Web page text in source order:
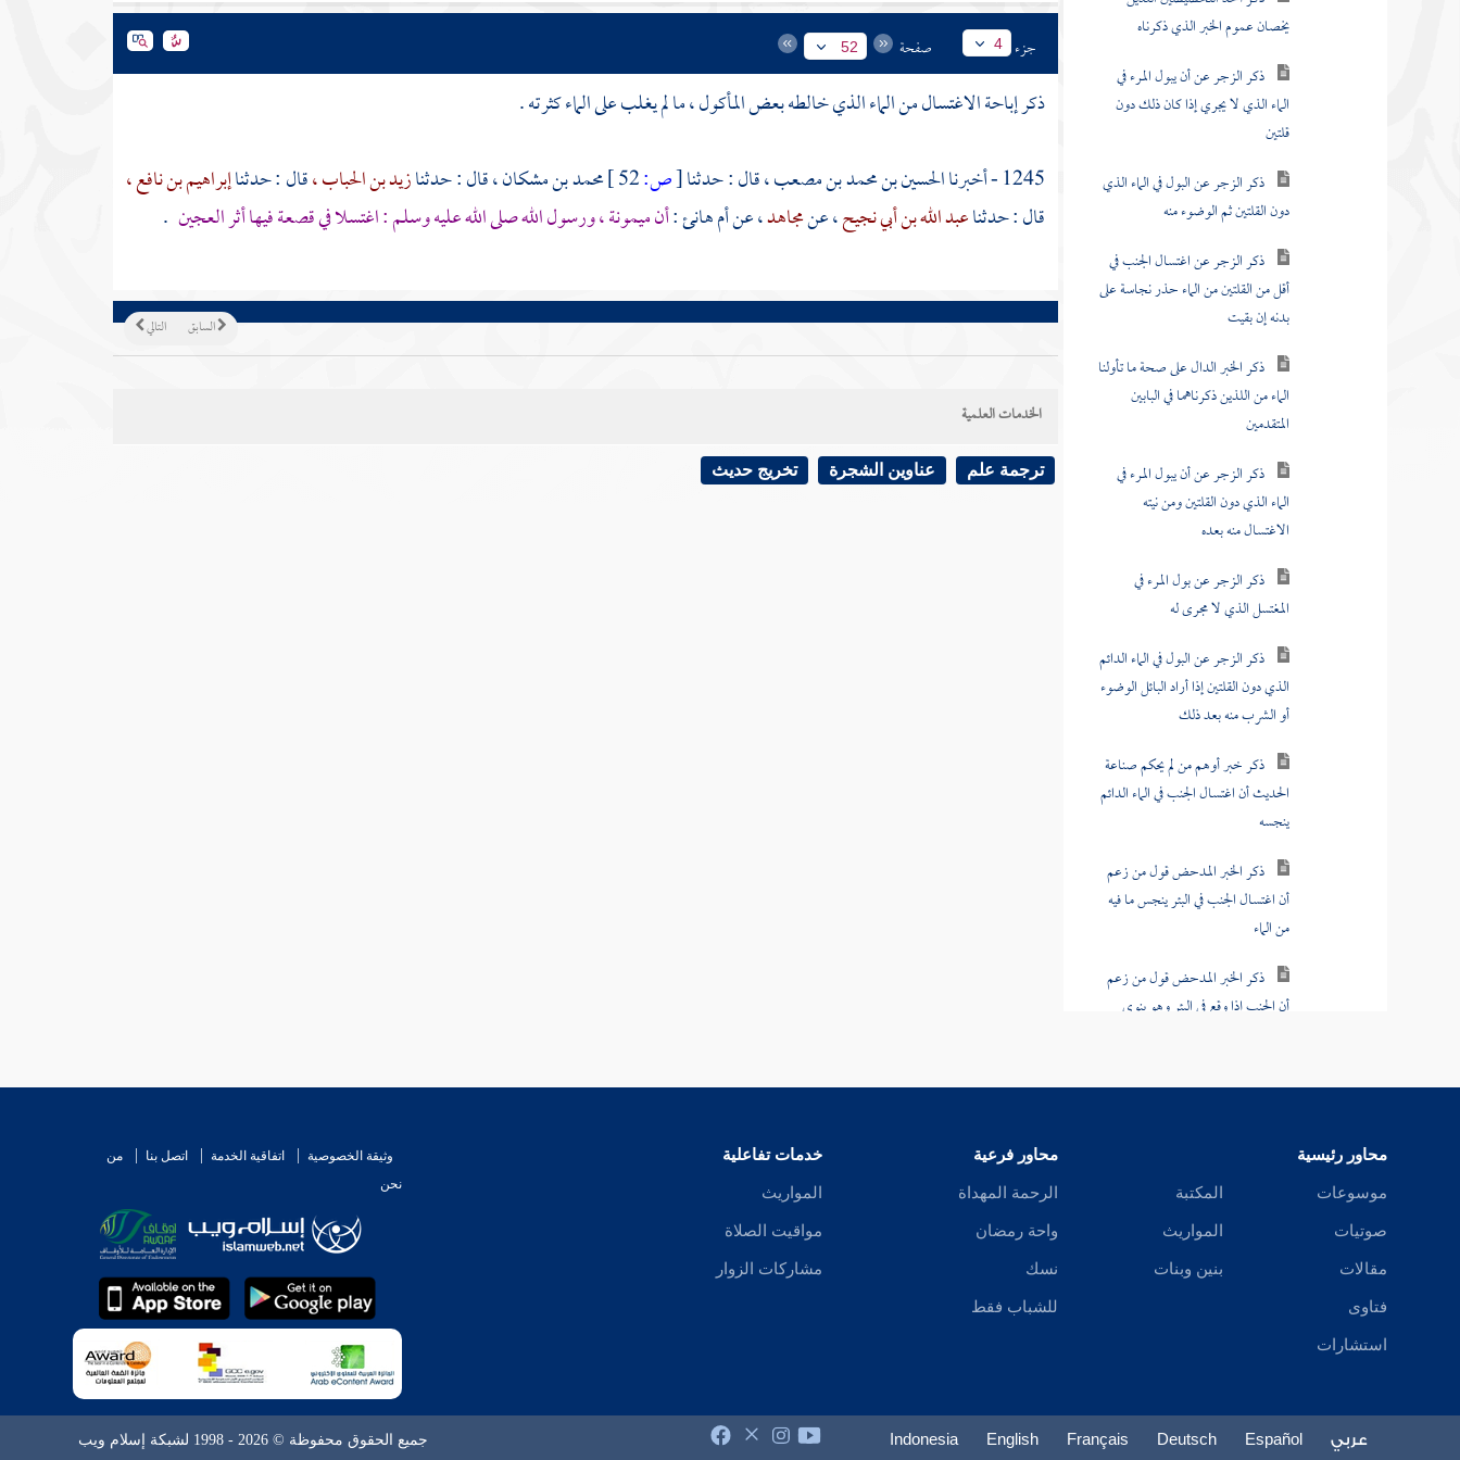
ذكر الزجر عن أن يبول المرء في
الماء الذي لا يجري إذا كان ذلك دون
قلتين
ذكر الزجر عن البول في الماء الذي
دون القلتين ثم الوضوء منه
ذكر الزجر عن اغتسال الجنب في
أقل من القلتين من الماء حذر نجاسة على
بدنه إن بقيت
ذكر الخبر الدال على صحة ما تأولنا
الماء من اللذين ذكرناهما في البابين
المتقدمين
ذكر الزجر عن أن يبول المرء في
الماء الذي دون القلتين ومن نيته
الاغتسال منه بعده
ذكر الزجر عن بول المرء في
المغتسل الذي لا مجرى له
ذكر الزجر عن البول في الماء الدائم
الذي دون القلتين إذا أراد البائل الوضوء
أو الشرب منه بعد ذلك
ذكر خبر أوهم من لم يحكم صناعة
الحديث أن اغتسال الجنب في الماء الدائم
ينجسه
ذكر الخبر المدحض قول من زعم
أن اغتسال الجنب في البئر ينجس ما فيه
من الماء
ذكر الخبر المدحض قول من زعم
أن الجنب إذا وقع في البئر وهو ينوي
الاغتسال ينجس ماء البئر
باب الماء المستعمل
باب جلود الميتة
باب النجاسة وتطهيرها
جزء 4 صفحة 52
ذكر إباحة الاغتسال من الماء الذي خالطه بعض المأكول ، ما لم يغلب على الماء كثرته .
1245 - أخبرنا
الحسين بن محمد بن مصعب ،قال : حدثنا[ص: محمد بن مشكان ،قال : حدثنازيد بن الحباب ،قال : حدثناإبراهيم بن نافع ،
قال : حدثناعبد الله بن أبي نجيح، عنمجاهد، عنأم هانئ:أنميمونة، ورسول الله صلى الله عليه وسلم : اغتسلا في قصعة فيها أثر العجين .
التالي السابق
الخدمات العلمية
ترجمة علم عناوين الشجرة تخريج حديث
محاور رئيسية
موسوعات
صوتيات
مقالات
فتاوى
استشارات
المكتبة
المواريث
بنين وبنات
محاور فرعية
الرحمة المهداة
واحة رمضان
نسك
للشباب فقط
خدمات تفاعلية
المواريث
مواقيت الصلاة
مشاركات الزوار
وثيقة الخصوصية اتفاقية الخدمة اتصل بنا
من
نحن
عربي Español
Deutsch
Français
English
Indonesia جميع الحقوق محفوظة © 2026 - 1998 لشبكة إسلام ويب